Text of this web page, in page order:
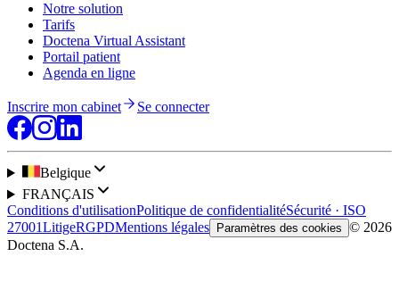
Notre solution
Tarifs
Doctena Virtual Assistant
Portail patient
Agenda en ligne
Inscrire mon cabinet Se connecter
Belgique
FRANÇAIS
Conditions d'utilisationPolitique de confidentialitéSécurité · ISO
27001LitigeRGPDMentions légales Paramètres des cookies © 2026
Doctena S.A.